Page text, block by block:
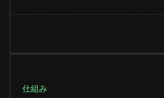
仕組み